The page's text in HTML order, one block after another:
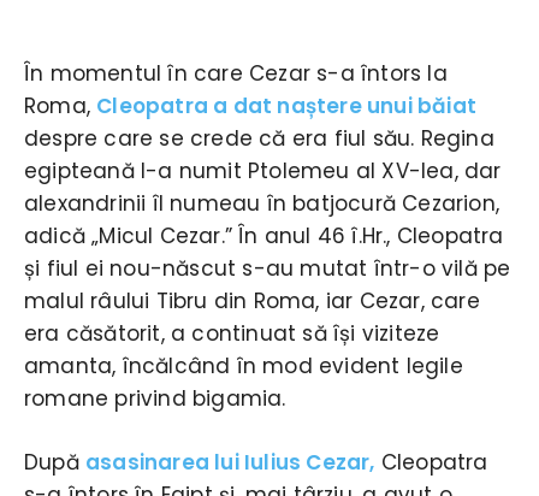
În momentul în care Cezar s-a întors la
Roma, Cleopatra a dat naștere unui băiat
despre care se crede că era fiul său. Regina
egipteană l-a numit Ptolemeu al XV-lea, dar
alexandrinii îl numeau în batjocură Cezarion,
adică „Micul Cezar.” În anul 46 î.Hr., Cleopatra
și fiul ei nou-născut s-au mutat într-o vilă pe
malul râului Tibru din Roma, iar Cezar, care
era căsătorit, a continuat să își viziteze
amanta, încălcând în mod evident legile
romane privind bigamia.
După asasinarea lui Iulius Cezar, Cleopatra